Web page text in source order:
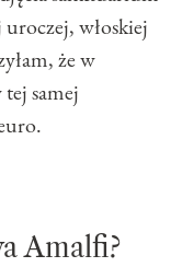
włoskiej
że w
samej
Amalfi?